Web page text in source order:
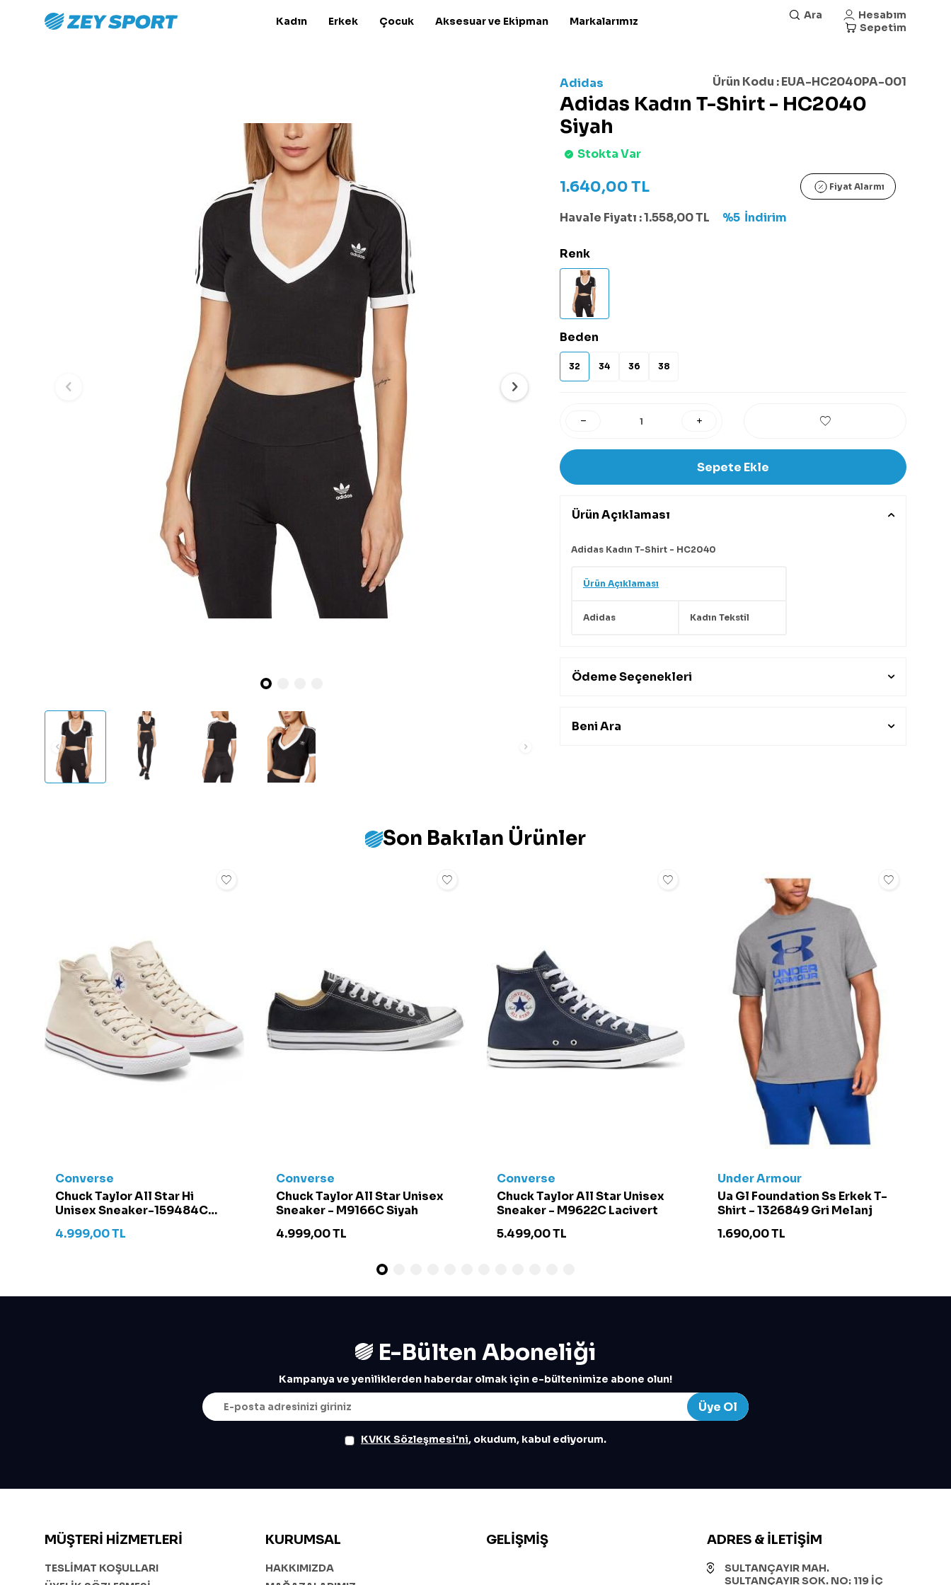
Kadın Erkek Çocuk Aksesuar ve Ekipman Markalarımız Ara
Hesabım
Sepetim
Adidas Ürün Kodu :EUA-HC2040PA-001
Adidas Kadın T-Shirt - HC2040
Siyah
Stokta Var
1.640,00TL Fiyat Alarmı
Havale Fiyatı :1.558,00TL %5 İndirim
Renk
Beden
32 34 36 38
Sepete Ekle
Ürün Açıklaması
Adidas Kadın T-Shirt - HC2040
Ürün Açıklaması
Adidas Kadın Tekstil
Ödeme Seçenekleri
Beni Ara
Son Bakılan Ürünler
Converse
Chuck Taylor All Star Hi
Unisex Sneaker-159484C
Krem
4.999,00TL
Converse
Chuck Taylor All Star Unisex
Sneaker - M9166C Siyah
4.999,00TL
Converse
Chuck Taylor All Star Unisex
Sneaker - M9622C Lacivert
5.499,00TL
Under Armour
Ua Gl Foundation Ss Erkek T-
Shirt - 1326849 Gri Melanj
1.690,00TL
E-Bülten Aboneliği
Kampanya ve yeniliklerden haberdar olmak için e-bültenimize abone olun!
Üye Ol
KVKK Sözleşmesi'ni, okudum, kabul ediyorum.
MÜŞTERI HIZMETLERI
TESLİMAT KOŞULLARI
KURUMSAL
HAKKIMIZDA
GELIŞMIŞ ADRES & İLETIŞIM
SULTANÇAYIR MAH.
SULTANÇAYIR SOK. NO: 119 İÇ